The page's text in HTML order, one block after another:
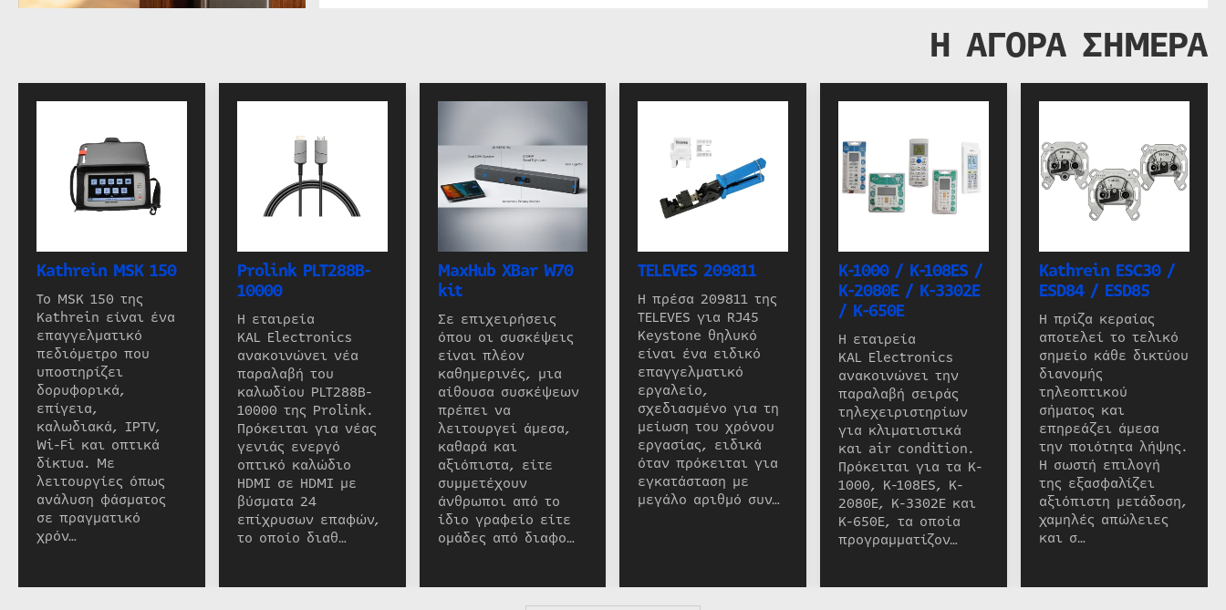
Η ΑΓΟΡΑ ΣΗΜΕΡΑ
Kathrein MSK 150
Το MSK 150 της
Kathrein είναι ένα
επαγγελματικό
πεδιόμετρο που
υποστηρίζει
δορυφορικά,
επίγεια,
καλωδιακά, IPTV,
Wi-Fi και οπτικά
δίκτυα. Με
λειτουργίες όπως
ανάλυση φάσματος
σε πραγματικό
χρόν…
Prolink PLT288B-
10000
Η εταιρεία
KAL Electronics
ανακοινώνει νέα
παραλαβή του
καλωδίου PLT288B-
10000 της Prolink.
Πρόκειται για νέας
γενιάς ενεργό
οπτικό καλώδιο
HDMI σε HDMI με
βύσματα 24
επίχρυσων επαφών,
το οποίο διαθ…
MaxHub XBar W70
kit
Σε επιχειρήσεις
όπου οι συσκέψεις
είναι πλέον
καθημερινές, μια
αίθουσα συσκέψεων
πρέπει να
λειτουργεί άμεσα,
καθαρά και
αξιόπιστα, είτε
συμμετέχουν
άνθρωποι από το
ίδιο γραφείο είτε
ομάδες από διαφο…
TELEVES 209811
Η πρέσα 209811 της
TELEVES για RJ45
Keystone θηλυκό
είναι ένα ειδικό
επαγγελματικό
εργαλείο,
σχεδιασμένο για τη
μείωση του χρόνου
εργασίας, ειδικά
όταν πρόκειται για
εγκατάσταση με
μεγάλο αριθμό συν…
K-1000 / K-108ES /
K-2080E / K-3302E
/ K-650E
Η εταιρεία
KAL Electronics
ανακοινώνει την
παραλαβή σειράς
τηλεχειριστηρίων
για κλιματιστικά
και air condition.
Πρόκειται για τα K-
1000, K-108ES, K-
2080E, K-3302E και
K-650E, τα οποία
προγραμματίζον…
Kathrein ESC30 /
ESD84 / ESD85
Η πρίζα κεραίας
αποτελεί το τελικό
σημείο κάθε δικτύου
διανομής
τηλεοπτικού
σήματος και
επηρεάζει άμεσα
την ποιότητα λήψης.
Η σωστή επιλογή
της εξασφαλίζει
αξιόπιστη μετάδοση,
χαμηλές απώλειες
και σ…